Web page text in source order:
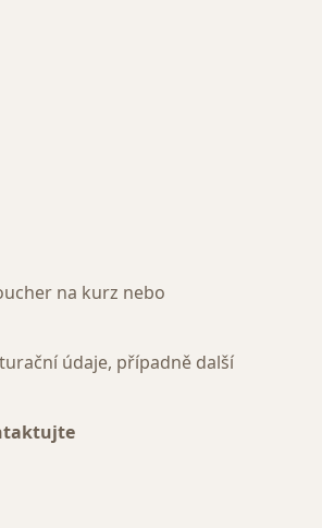
na kurz nebo
údaje, případně další